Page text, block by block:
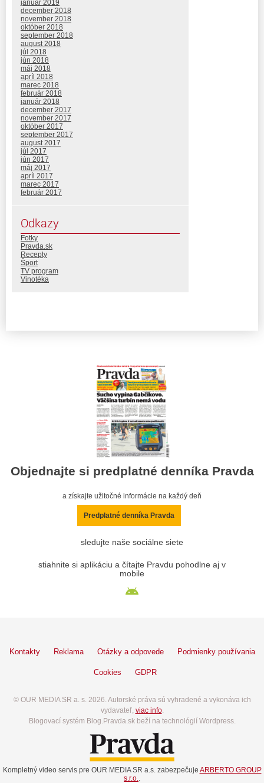
január 2019
december 2018
november 2018
október 2018
september 2018
august 2018
júl 2018
jún 2018
máj 2018
apríl 2018
marec 2018
február 2018
január 2018
december 2017
november 2017
október 2017
september 2017
august 2017
júl 2017
jún 2017
máj 2017
apríl 2017
marec 2017
február 2017
Odkazy
Fotky
Pravda.sk
Recepty
Šport
TV program
Vinotéka
Objednajte si predplatné denníka Pravda
a získajte užitočné informácie na každý deň
Predplatné denníka Pravda
sledujte naše sociálne siete
stiahnite si aplikáciu a čítajte Pravdu pohodlne aj v
mobile
Kontakty Reklama Otázky a odpovede Podmienky používania
Cookies GDPR
© OUR MEDIA SR a. s. 2026. Autorské práva sú vyhradené a vykonáva ich
vydavateľ, viac info.
Blogovací systém Blog.Pravda.sk beží na technológií Wordpress.
Kompletný video servis pre OUR MEDIA SR a.s. zabezpečuje ARBERTO GROUP
s.r.o.